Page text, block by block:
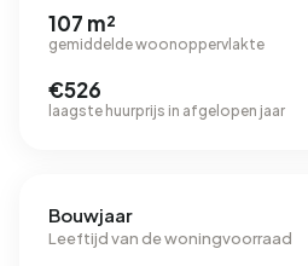
107 m²
gemiddelde woonoppervlakte
€526
laagste huurprijs in afgelopen jaar
Bouwjaar
Leeftijd van de woningvoorraad